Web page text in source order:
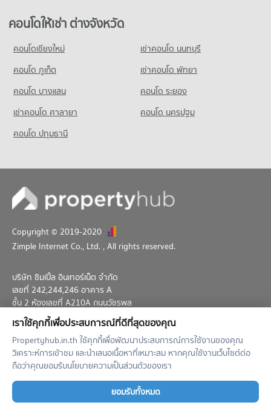
คอนโด โฮมโปร พลัส เพลินจิต
664 โครงการ
คอนโดให้เช่า โฮมโปร พลัส เพลินจิต
ขายคอนโด โฮมโปร พลัส เพลินจิต
มีคอนโดขาย 17,154 ประกาศ
มีคอนโดขาย 5,838 ประกาศ
คอนโด อาคารภคินทร์
คอนโดให้เช่า อาคารภคินทร์
มีคอนโดให้เช่า 9,072 ประกาศ
ขายคอนโด อาคารภคินทร์
มีคอนโดขาย 2,840 ประกาศ
คอนโด อาคารเดอะไนน์ ทาวเวอร์
มีคอนโดให้เช่า 10,786 ประกาศ
ขายคอนโด อาคารเดอะไนน์ ทาวเวอร์
มีคอนโดขาย 3,229 ประกาศ
คอนโดให้เช่า ต่างจังหวัด
คอนโดเชียงใหม่
เช่าคอนโด นนทบุรี
คอนโด ภูเก็ต
เช่าคอนโด พัทยา
คอนโด บางแสน
คอนโด ระยอง
เช่าคอนโด ศาลายา
คอนโด นครปฐม
คอนโด ปทุมธานี
Copyright © 2019-2020
Zimple Internet Co., Ltd. , All rights reserved.
บริษัท ซิมเปิ้ล อินเทอร์เน็ต จำกัด
เลขที่ 242,244,246 อาคาร A
ชั้น 2 ห้องเลขที่ A210A ถนนวัชรพล
แขวงท่าแร้ง เขตบางเขน กทม. 10230
02-026-3049
support@propertyhub.in.th
Term of Service
Privacy Policy Contact
Verified by
เราใช้คุกกี้เพื่อประสบการณ์ที่ดีที่สุดของคุณ
Propertyhub.in.th ใช้คุกกี้เพื่อพัฒนาประสบการณ์การใช้งานของคุณ
วิเคราะห์การเข้าชม และนำเสนอเนื้อหาที่เหมาะสม หากคุณใช้งานเว็บไซต์ต่อ
ถือว่าคุณยอมรับนโยบายความเป็นส่วนตัวของเรา
ยอมรับทั้งหมด